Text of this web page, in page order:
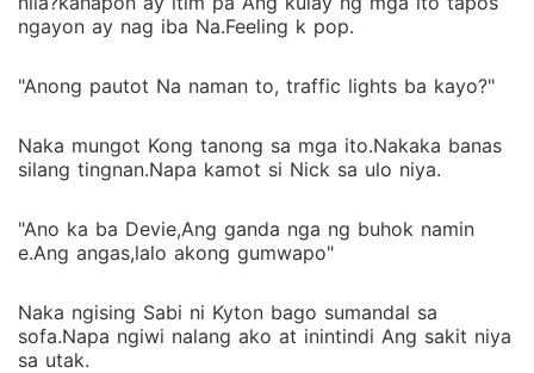
ngayon ay nag iba Na.Feeling k pop.
"Anong pautot Na naman to, traffic lights ba kayo?"
Naka mungot Kong tanong sa mga ito.Nakaka banas
silang tingnan.Napa kamot si Nick sa ulo niya.
"Ano ka ba Devie,Ang ganda nga ng buhok namin
e.Ang angas,lalo akong gumwapo"
Naka ngising Sabi ni Kyton bago sumandal sa
sofa.Napa ngiwi nalang ako at inintindi Ang sakit niya
sa utak.